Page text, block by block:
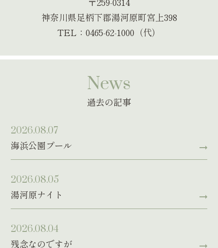
神奈川県足柄下郡湯河原町宮上398
TEL：0465-62-1000（代）
News
過去の記事
2026.08.07
海浜公園プール
2026.08.05
湯河原ナイト
2026.08.04
残念なのですが